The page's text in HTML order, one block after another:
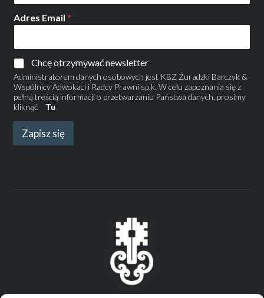
Adres Email*
Chcę otrzymywać newsletter
Administratorem danych osobowych jest KBZ Żuradzki Barczyk &
Wspólnicy Adwokaci i Radcy Prawni sp.k. W celu zapoznania się z
pełną treścią informacji o przetwarzaniu Państwa danych, prosimy
kliknąć
Tu
Zapisz się